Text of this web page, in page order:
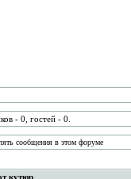
- 0, гостей - 0.
сообщения в этом форуме
кутюр